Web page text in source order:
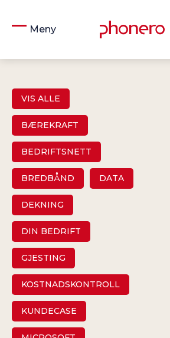
Meny
VIS ALLE
BÆREKRAFT
BEDRIFTSNETT
BREDBÅND DATA
DEKNING
DIN BEDRIFT
GJESTING
KOSTNADSKONTROLL
KUNDECASE